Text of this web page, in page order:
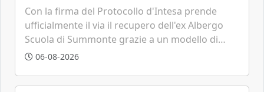
Con la firma del Protocollo d'Intesa prende
ufficialmente il via il recupero dell'ex Albergo
Scuola di Summonte grazie a un modello di
partenariato pubblico-privato e a una rete di
06-08-2026